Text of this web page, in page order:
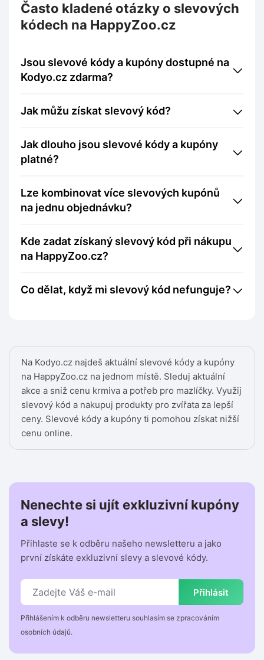
Na Kodyo.cz najdeš aktuální slevové kódy a kupóny
na HappyZoo.cz na jednom místě. Sleduj aktuální
akce a sniž cenu krmiva a potřeb pro mazlíčky. Využij
slevový kód a nakupuj produkty pro zvířata za lepší
ceny. Slevové kódy a kupóny ti pomohou získat nižší
cenu online.
Často kladené otázky o slevových
kódech na HappyZoo.cz
Jsou slevové kódy a kupóny dostupné na
Kodyo.cz zdarma?
Jak můžu získat slevový kód?
Jak dlouho jsou slevové kódy a kupóny
platné?
Lze kombinovat více slevových kupónů
na jednu objednávku?
Kde zadat získaný slevový kód při nákupu
na HappyZoo.cz?
Co dělat, když mi slevový kód nefunguje?
Nenechte si ujít exkluzivní kupóny
a slevy!
Přihlaste se k odběru našeho newsletteru a jako
první získáte exkluzivní slevy a slevové kódy.
Přihlásit
Přihlášením k odběru newsletteru souhlasím se zpracováním
osobních údajů.